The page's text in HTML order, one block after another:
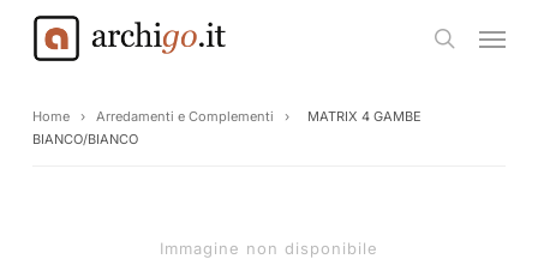
content
search
Home › Arredamenti e Complementi ›
MATRIX 4 GAMBE
BIANCO/BIANCO
Immagine non disponibile